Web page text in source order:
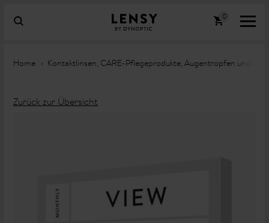
Home Kontaktlinsen, CARE-Pflegeprodukte, Augentropfen und
Zurück zur Übersicht